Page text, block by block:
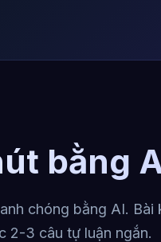
bằng
chóng bằng AI. Bài
2-3 câu tự luận ngắn.